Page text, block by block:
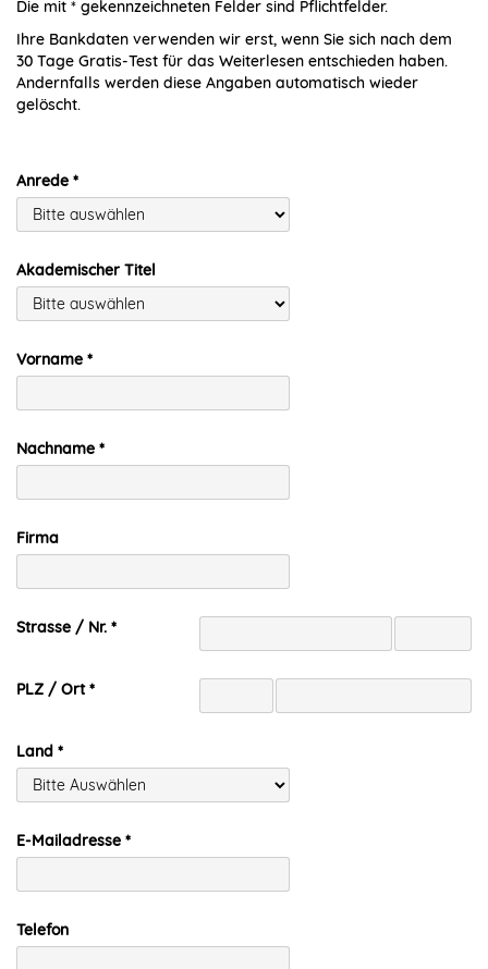
Die mit * gekennzeichneten Felder sind Pflichtfelder.
Ihre Bankdaten verwenden wir erst, wenn Sie sich nach dem
30 Tage Gratis-Test für das Weiterlesen entschieden haben.
Andernfalls werden diese Angaben automatisch wieder
gelöscht.
Anrede
Akademischer Titel
Vorname
Nachname
Firma
Strasse / Nr.
PLZ / Ort
Land
E-Mailadresse
Telefon